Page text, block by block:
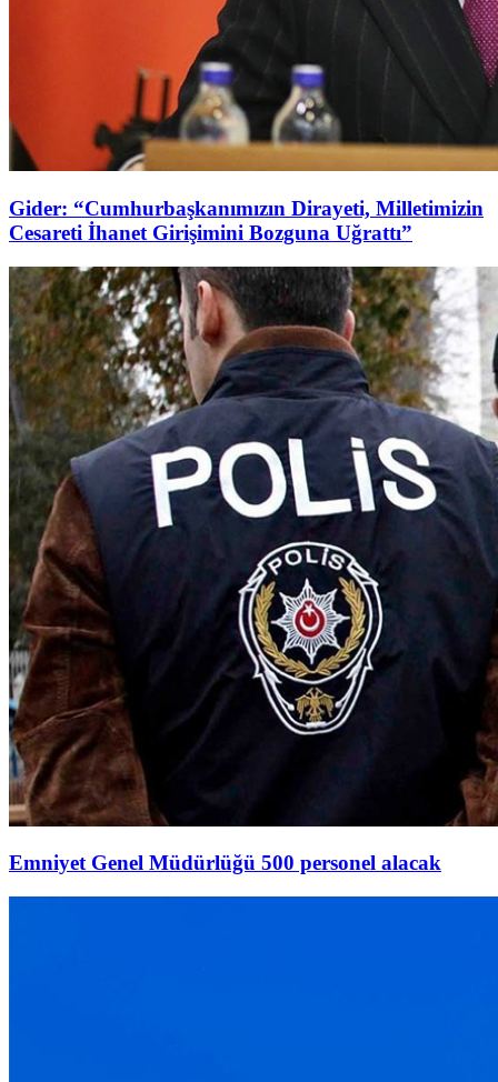
Gider: “Cumhurbaşkanımızın Dirayeti, Milletimizin
Cesareti İhanet Girişimini Bozguna Uğrattı”
Emniyet Genel Müdürlüğü 500 personel alacak